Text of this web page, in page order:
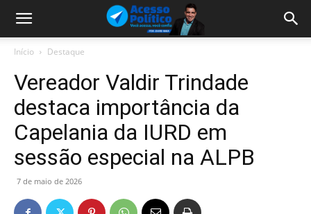
Início Destaque
Vereador Valdir Trindade
destaca importância da
Capelania da IURD em
sessão especial na ALPB
7 de maio de 2026